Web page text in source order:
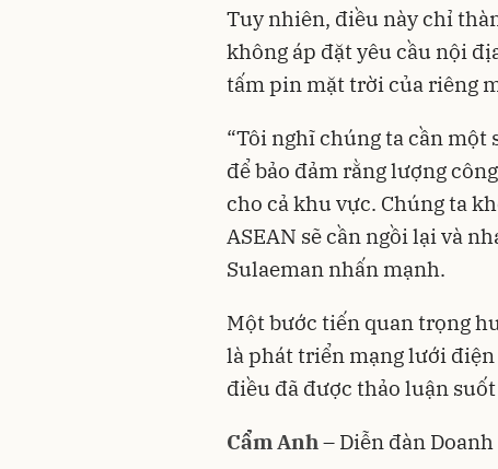
Tuy nhiên, điều này chỉ
không áp đặt yêu cầu nội
tấm pin mặt trời của riêng
“Tôi nghĩ chúng ta cần
để bảo đảm rằng lượng
cho cả khu vực. Chúng ta
ASEAN sẽ cần ngồi lại và
Sulaeman nhấn mạnh.
Một bước tiến quan trọng
là phát triển mạng lưới điện
điều đã được thảo luận
Cẩm Anh – Diễn đàn